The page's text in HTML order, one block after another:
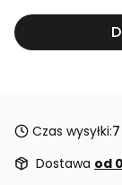
Czas wysyłki:
Dostawa od